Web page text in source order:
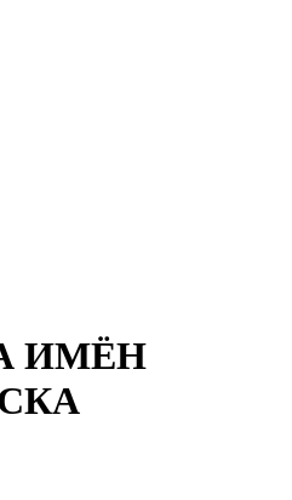
ИМЁН